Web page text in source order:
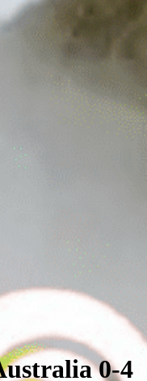
0-4